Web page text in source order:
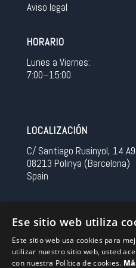
Aviso legal
HORARIO
Lunes a Viernes:
7:00–15:00
LOCALIZACIÓN
C/ Santiago Rusinyol, 14 A9
08213 Polinya (Barcelona)
Spain
Tel 0034 93 713 37 30
sermovil@sertronic.es
Ese sitio web utiliza
Este sitio web usa cookies para
utilizar nuestro sitio web, usted
con nuestra Política de cookies.